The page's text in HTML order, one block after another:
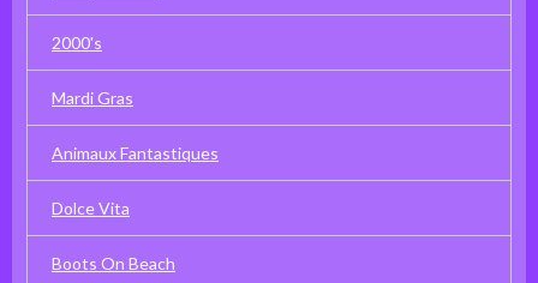
2000's
Mardi Gras
Animaux Fantastiques
Dolce Vita
Boots On Beach